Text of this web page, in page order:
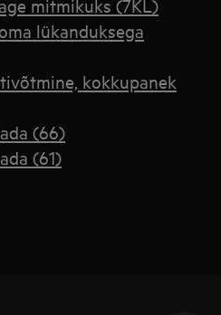
mitmikuks (7KL)
lükanduksega
kokkupanek
(66)
(61)